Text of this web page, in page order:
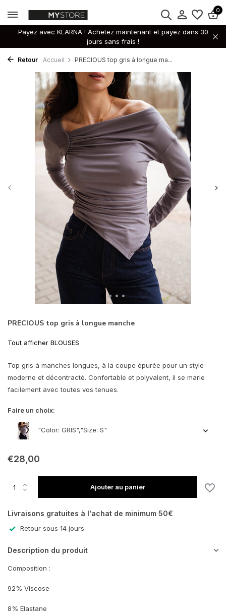
0
Payez avec KLARNA ! Achetez maintenant et payez dans 30
jours sans frais !
Retour Accueil PRECIOUS top gris à longue ma...
PRECIOUS top gris à longue manche
Tout afficher BLOUSES
Top gris à manches longues, à la coupe épurée pour un style
moderne et décontracté. Confortable et polyvalent, il se marie
facilement avec toutes vos tenues.
Faire un choix:
"Color: GRIS","Size: S"
€28,00
Ajouter au panier
Livraisons gratuites à l'achat de minimum 50€
Retour sous 14 jours
Description du produit
Composition :
92% Viscose
8% Elastane